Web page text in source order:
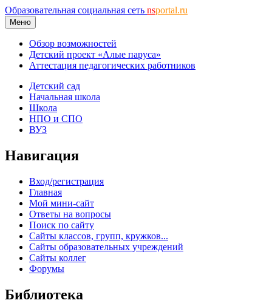
Образовательная социальная сеть nsportal.ru
Меню
Обзор возможностей
Детский проект «Алые паруса»
Аттестация педагогических работников
Детский сад
Начальная школа
Школа
НПО и СПО
ВУЗ
Навигация
Вход/регистрация
Главная
Мой мини-сайт
Ответы на вопросы
Поиск по сайту
Сайты классов, групп, кружков...
Сайты образовательных учреждений
Сайты коллег
Форумы
Библиотека